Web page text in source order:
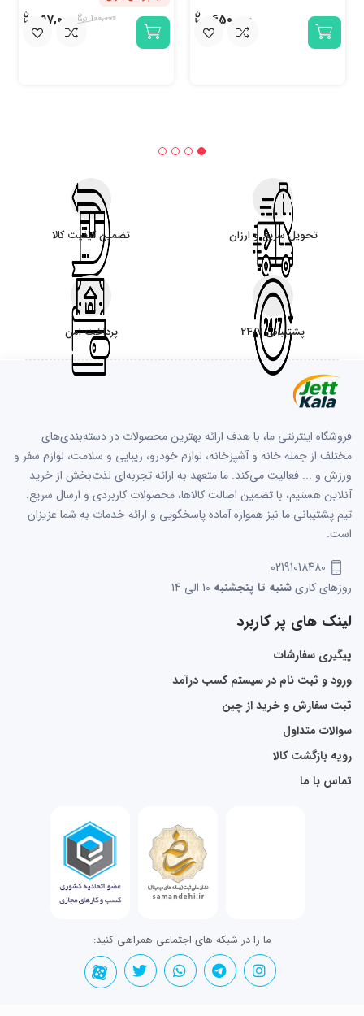
650,000
100,000
97,000
تحویل سریع و ارزان تضمین کیفیت کالا
پشتیبانی 24/7 پرداخت امن
فروشگاه اینترنتی ما، با هدف ارائه بهترین محصولات در دسته‌بندی‌های
مختلف از جمله خانه و آشپزخانه، لوازم خودرو، زیبایی و سلامت، لوازم سفر و
ورزش و ... فعالیت می‌کند. ما متعهد به ارائه تجربه‌ای لذت‌بخش از خرید
آنلاین هستیم، با تضمین اصالت کالاها، محصولات کاربردی و ارسال سریع.
تیم پشتیبانی ما نیز همواره آماده پاسخگویی و ارائه خدمات به شما عزیزان
است.
02191018480
روزهای کاریشنبه تا پنجشنبه
لینک های پر کاربرد
پیگیری سفارشات
ورود و ثبت نام در سیستم کسب درآمد
ثبت سفارش و خرید از چین
سوالات متداول
رویه بازگشت کالا
تماس با ما
ما را در شبکه های اجتماعی همراهی کنید: